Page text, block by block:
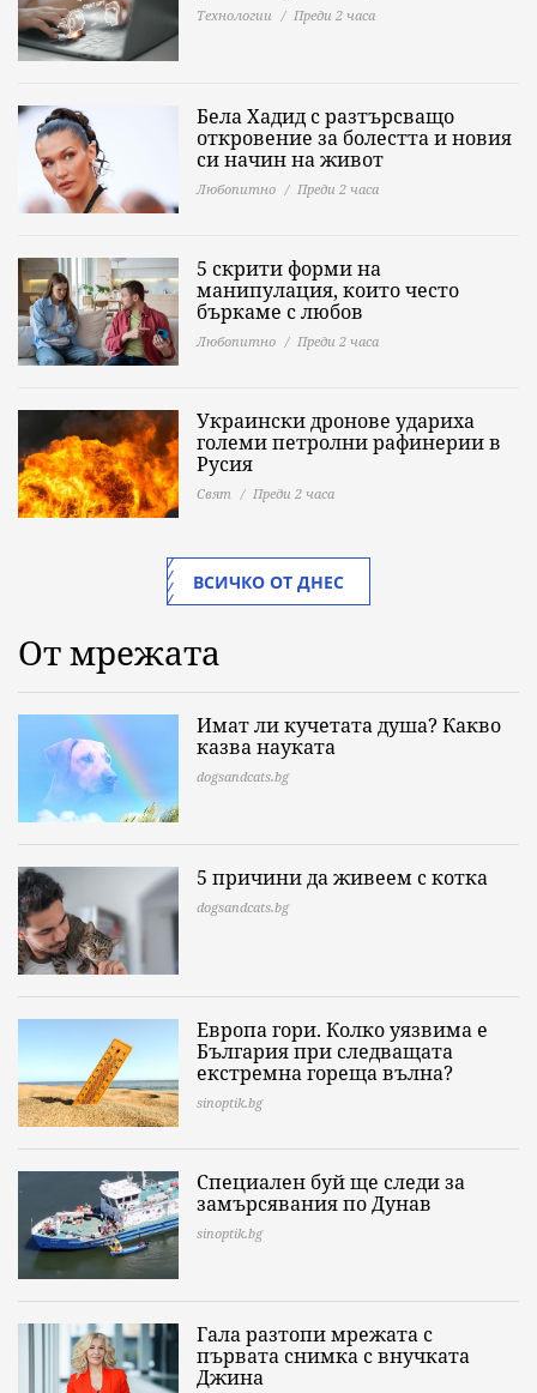
Технологии Преди 2 часа
Бела Хадид с разтърсващо
откровение за болестта и новия
си начин на живот
Любопитно Преди 2 часа
5 скрити форми на
манипулация, които често
бъркаме с любов
Любопитно Преди 2 часа
Украински дронове удариха
големи петролни рафинерии в
Русия
Свят Преди 2 часа
ВСИЧКО ОТ ДНЕС
От мрежата
Имат ли кучетата душа? Какво
казва науката
dogsandcats.bg
5 причини да живеем с котка
dogsandcats.bg
Европа гори. Колко уязвима е
България при следващата
екстремна гореща вълна?
sinoptik.bg
Специален буй ще следи за
замърсявания по Дунав
sinoptik.bg
Гала разтопи мрежата с
първата снимка с внучката
Джина